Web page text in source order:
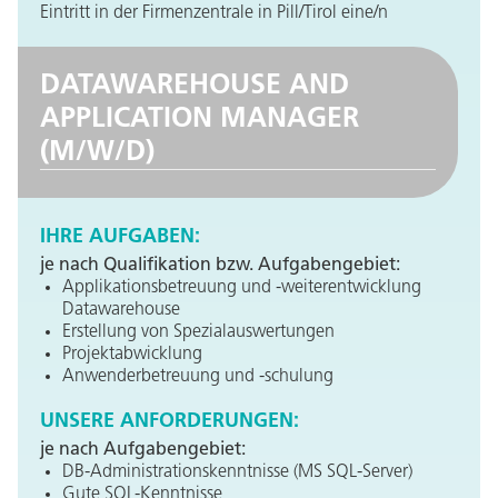
Jobs
Jobkategorien
Berufsfelder
Kandidaten finden
Inserat buchen
informatikjobs.at 2026ImpressumAGB
Cookie-Einstellungen